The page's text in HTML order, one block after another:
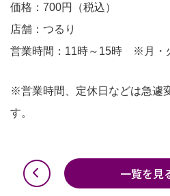
価格：700円（税込）
店舗：つるり
営業時間：11時～15時 ※月・
※営業時間、定休日などは急遽
す。
一覧を見